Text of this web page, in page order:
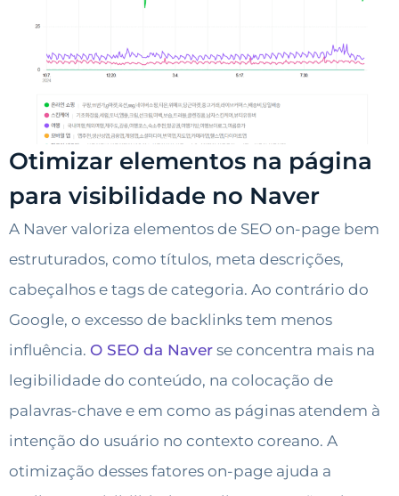
Otimizar elementos na página
para visibilidade no Naver
A Naver valoriza elementos de SEO on-page bem
estruturados, como títulos, meta descrições,
cabeçalhos e tags de categoria. Ao contrário do
Google, o excesso de backlinks tem menos
influência. O SEO da Naver se concentra mais na
legibilidade do conteúdo, na colocação de
palavras-chave e em como as páginas atendem à
intenção do usuário no contexto coreano. A
otimização desses fatores on-page ajuda a